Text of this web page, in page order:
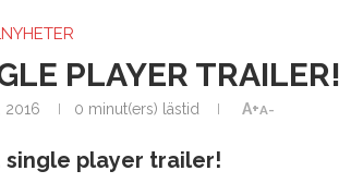
PLAYER TRAILER!
2016 0 minut(ers) lästid A+A-
single player trailer!